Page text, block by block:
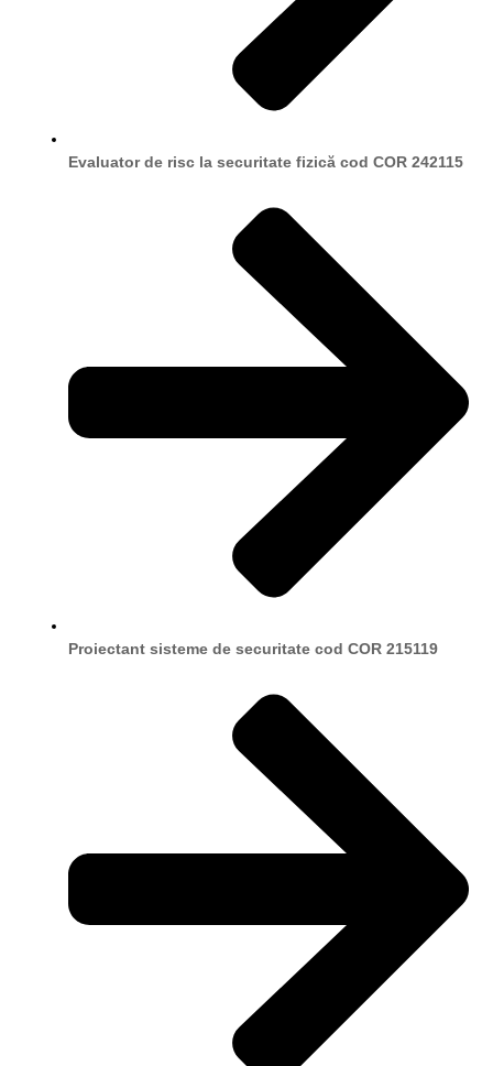
Evaluator de risc la securitate fizică cod COR 242115
Proiectant sisteme de securitate cod COR 215119